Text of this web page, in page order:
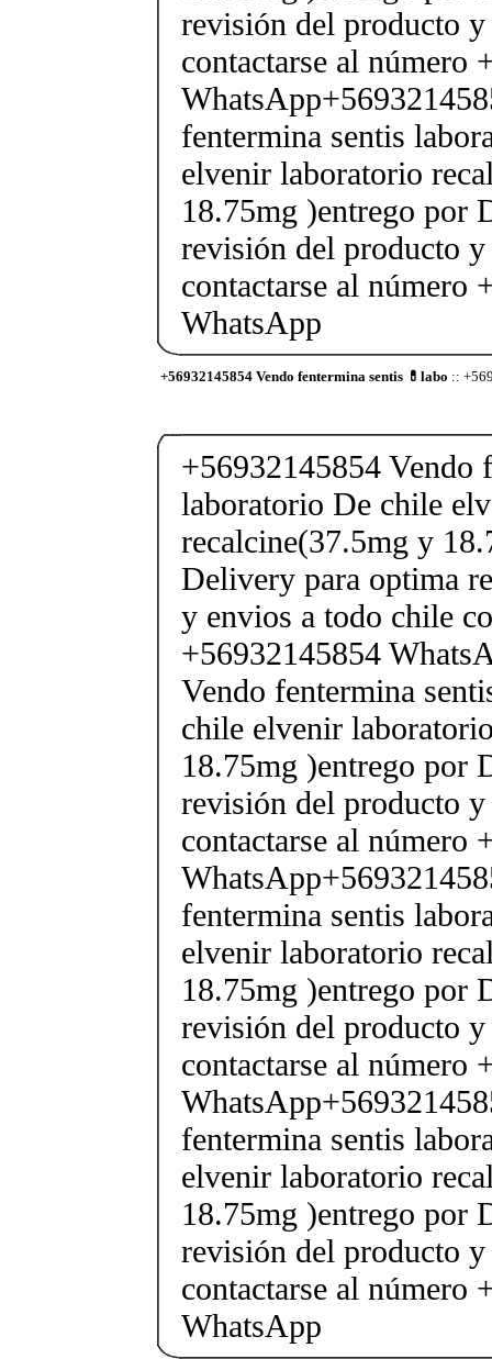
revisión del producto
contactarse al número
fentermina sentis
elvenir laboratorio
18.75mg )entrego por
revisión del producto
contactarse al número
WhatsApp
+56932145854 Vendo fentermina sentis 💊labo ::
+56932145854 Vendo
laboratorio De chile
recalcine(37.5mg y
Delivery para optima
y envios a todo chile
+56932145854
Vendo fentermina
chile elvenir
18.75mg )entrego por
revisión del producto
contactarse al número
fentermina sentis
elvenir laboratorio
18.75mg )entrego por
revisión del producto
contactarse al número
fentermina sentis
elvenir laboratorio
18.75mg )entrego por
revisión del producto
contactarse al número
WhatsApp